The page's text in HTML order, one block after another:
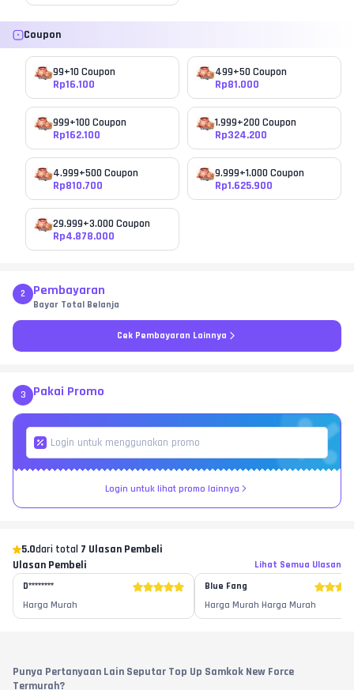
Coupon
99+10 Coupon
Rp16.100
499+50 Coupon
Rp81.000
999+100 Coupon
Rp162.100
1.999+200 Coupon
Rp324.200
4.999+500 Coupon
Rp810.700
9.999+1.000 Coupon
Rp1.625.900
29.999+3.000 Coupon
Rp4.878.000
2 Pembayaran
Bayar Total Belanja
Cek Pembayaran Lainnya
3 Pakai Promo
Login untuk lihat promo lainnya
5.0dari total 7 Ulasan Pembeli
Ulasan Pembeli
Lihat Semua Ulasan
D********
Harga Murah
Blue Fang
Harga Murah Harga Murah
Punya Pertanyaan Lain Seputar Top Up Samkok New Force
Termurah?